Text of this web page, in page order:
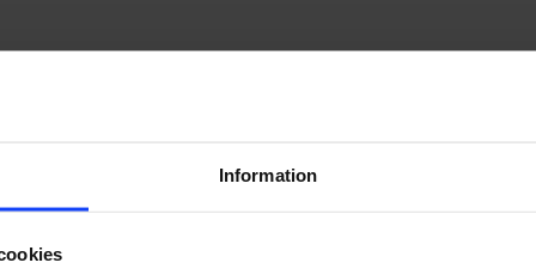
Information